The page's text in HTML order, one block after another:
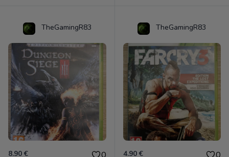
TheGamingR83
8.90 €
TheGamingR83
4.90 €